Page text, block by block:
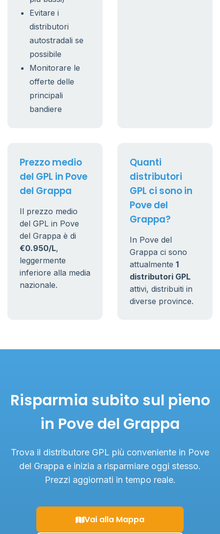
Evitare i
distributori
autostradali se
possibile
Monitorare le
offerte delle
principali
bandiere
Prezzo medio
del GPL in Pove
del Grappa
Il prezzo medio
del GPL in Pove
del Grappa è di
€0.950/L,
leggermente
inferiore alla media
nazionale.
Quanti
distributori
GPL ci sono in
Pove del
Grappa?
In Pove del
Grappa ci sono
attualmente 1
distributori GPL
attivi, distribuiti in
diverse province.
Risparmia subito sul pieno
in Pove del Grappa
Trova il distributore GPL più conveniente in Pove
del Grappa e inizia a risparmiare oggi stesso.
Prezzi aggiornati in tempo reale.
Vai alla Mappa